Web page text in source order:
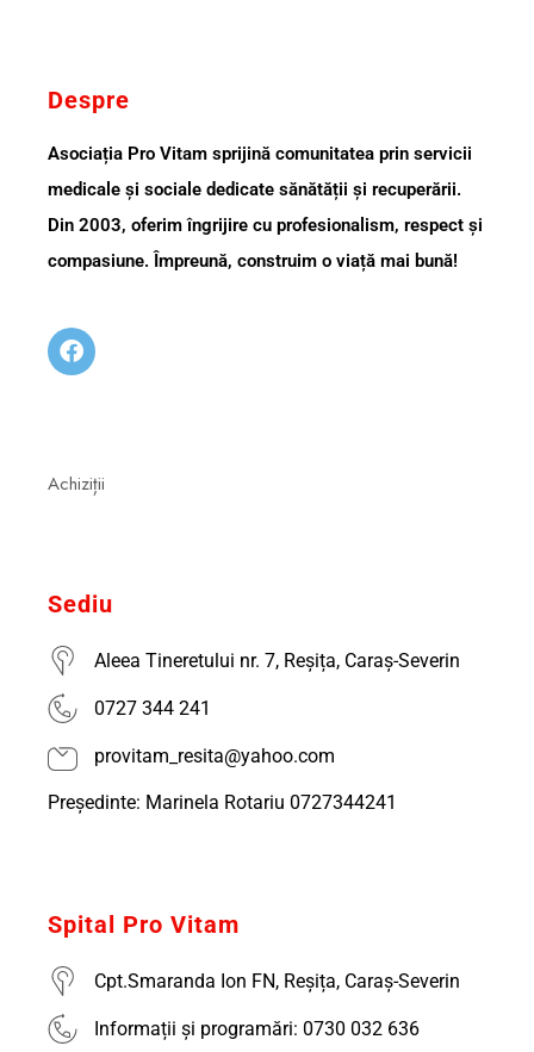
Despre
Asociația Pro Vitam sprijină comunitatea prin servicii
medicale și sociale dedicate sănătății și recuperării.
Din 2003, oferim îngrijire cu profesionalism, respect și
compasiune. Împreună, construim o viață mai bună!
Achiziții
Sediu
Aleea Tineretului nr. 7, Reșița, Caraș-Severin
0727 344 241
provitam_resita@yahoo.com
Președinte: Marinela Rotariu 0727344241
Spital Pro Vitam
Cpt.Smaranda Ion FN, Reșița, Caraș-Severin
Informații și programări: 0730 032 636